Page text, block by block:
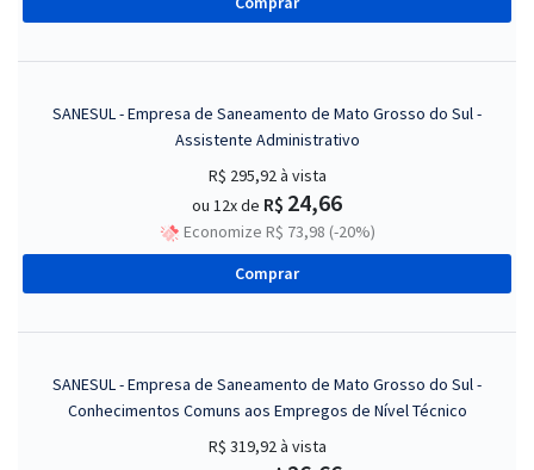
SANESUL - Empresa de Saneamento de Mato Grosso do Sul -
Assistente Administrativo
R$ 295,92à vista
ou 12x de R$ 24,66
Economize R$ 73,98 (-20%)
Comprar
SANESUL - Empresa de Saneamento de Mato Grosso do Sul -
Conhecimentos Comuns aos Empregos de Nível Técnico
R$ 319,92à vista